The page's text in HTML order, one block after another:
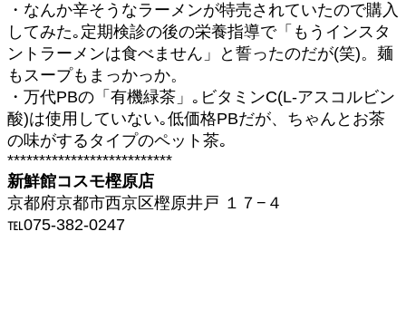
・なんか辛そうなラーメンが特売されていたので購入
してみた｡定期検診の後の栄養指導で「もうインスタ
ントラーメンは食べません」と誓ったのだが(笑)。麺
もスープもまっかっか。
・万代PBの「有機緑茶」｡ビタミンC(L-アスコルビン
酸)は使用していない｡低価格PBだが、ちゃんとお茶
の味がするタイプのペット茶｡
**************************
新鮮館コスモ樫原店
京都府京都市西京区樫原井戸 １７−４
℡075-382-0247